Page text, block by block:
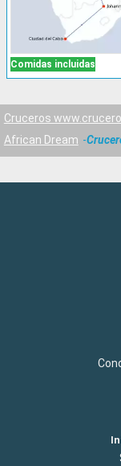
Comidas incluidas
Cruceros
African Dream